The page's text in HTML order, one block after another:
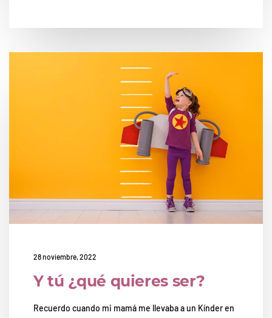
28 noviembre, 2022
Y tú ¿qué quieres ser?
Recuerdo cuando mi mamá me llevaba a un Kínder en